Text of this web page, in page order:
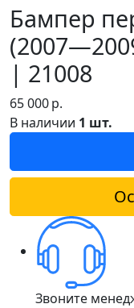
Бампер
| 21008
65 000р.
В наличии 1 шт.
Звоните